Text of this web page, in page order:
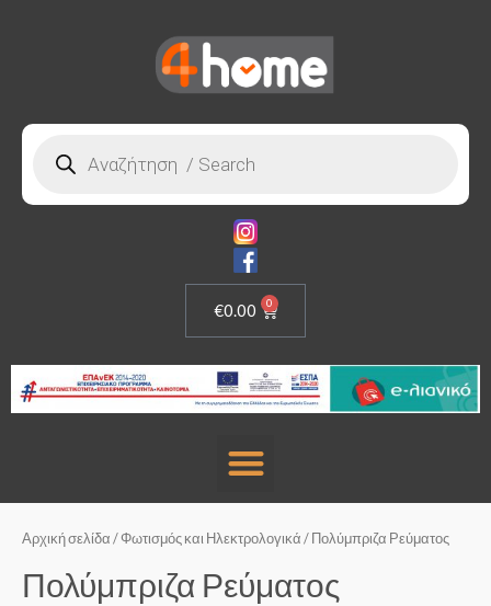
€0.00 0
Αρχική σελίδα /Φωτισμός και Ηλεκτρολογικά / Πολύμπριζα Ρεύματος
Πολύμπριζα Ρεύματος